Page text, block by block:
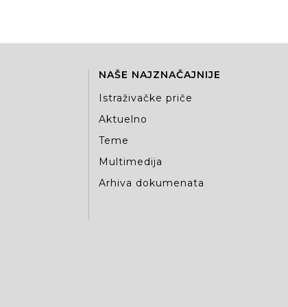
NAŠE NAJZNAČAJNIJE
Istraživačke priče
Aktuelno
Teme
Multimedija
Arhiva dokumenata